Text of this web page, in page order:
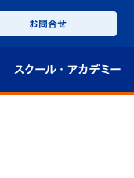
お問合せ
スクール・ アカデミー